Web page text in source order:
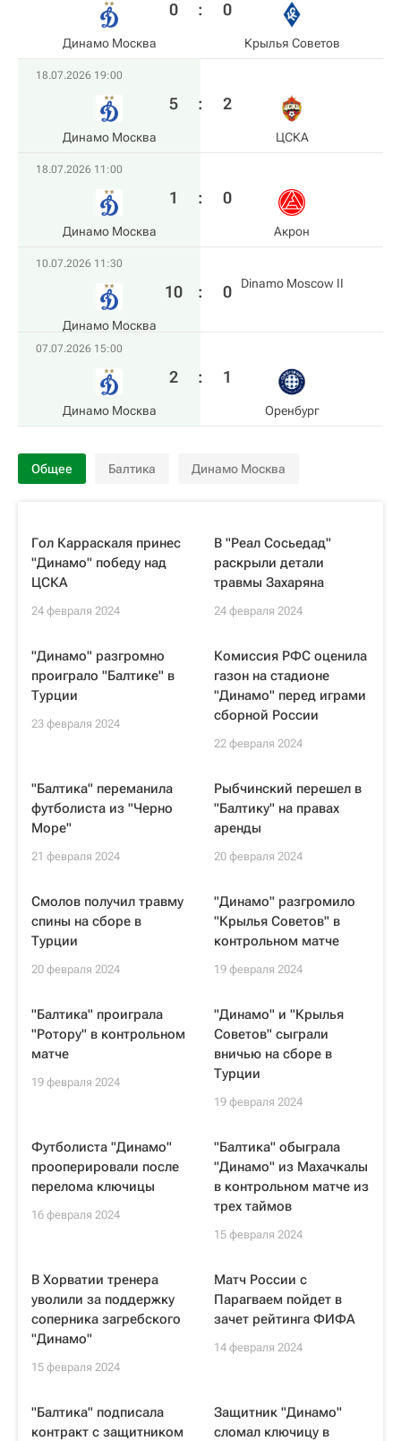
Динамо Москва
0 : 0
Крылья Советов
18.07.2026 19:00
Динамо Москва
5 : 2
ЦСКА
18.07.2026 11:00
Динамо Москва
1 : 0
Акрон
10.07.2026 11:30
Динамо Москва
10 : 0 Dinamo Moscow II
07.07.2026 15:00
Динамо Москва
2 : 1
Оренбург
Общее Балтика Динамо Москва
Гол Карраскаля принес
"Динамо" победу над
ЦСКА
24 февраля 2024
В "Реал Сосьедад"
раскрыли детали
травмы Захаряна
24 февраля 2024
"Динамо" разгромно
проиграло "Балтике" в
Турции
23 февраля 2024
Комиссия РФС оценила
газон на стадионе
"Динамо" перед играми
сборной России
22 февраля 2024
"Балтика" переманила
футболиста из "Черно
Море"
21 февраля 2024
Рыбчинский перешел в
"Балтику" на правах
аренды
20 февраля 2024
Смолов получил травму
спины на сборе в
Турции
20 февраля 2024
"Динамо" разгромило
"Крылья Советов" в
контрольном матче
19 февраля 2024
"Балтика" проиграла
"Ротору" в контрольном
матче
19 февраля 2024
"Динамо" и "Крылья
Советов" сыграли
вничью на сборе в
Турции
19 февраля 2024
Футболиста "Динамо"
прооперировали после
перелома ключицы
16 февраля 2024
"Балтика" обыграла
"Динамо" из Махачкалы
в контрольном матче из
трех таймов
15 февраля 2024
В Хорватии тренера
уволили за поддержку
соперника загребского
"Динамо"
15 февраля 2024
Матч России с
Парагваем пойдет в
зачет рейтинга ФИФА
14 февраля 2024
"Балтика" подписала
контракт с защитником
Защитник "Динамо"
сломал ключицу в